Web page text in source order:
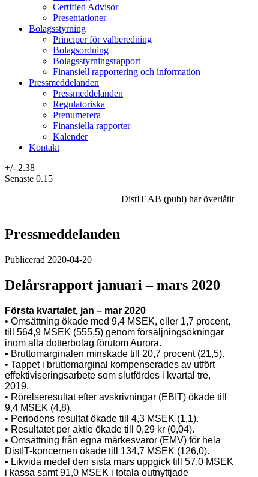
Certified Advisor
Presentationer
Bolagsstyrning
Principer för valberedning
Bolagsordning
Bolagsstyrningsrapport
Finansiell rapportering och information
Pressmeddelanden
Pressmeddelanden
Regulatoriska
Prenumerera
Finansiella rapporter
Kalender
Kontakt
+/- 2.38
Senaste 0.15
DistIT AB (publ) har överlåtit
Pressmeddelanden
Publicerad 2020-04-20
Delårsrapport januari – mars 2020
Första kvartalet, jan – mar 2020
• Omsättning ökade med 9,4 MSEK, eller 1,7 procent,
till 564,9 MSEK (555,5) genom försäljningsökningar
inom alla dotterbolag förutom Aurora.
• Bruttomarginalen minskade till 20,7 procent (21,5).
• Tappet i bruttomarginal kompenserades av utfört
effektiviseringsarbete som slutfördes i kvartal tre,
2019.
• Rörelseresultat efter avskrivningar (EBIT) ökade till
9,4 MSEK (4,8).
• Periodens resultat ökade till 4,3 MSEK (1,1).
• Resultatet per aktie ökade till 0,29 kr (0,04).
• Omsättning från egna märkesvaror (EMV) för hela
DistIT-koncernen ökade till 134,7 MSEK (126,0).
• Likvida medel den sista mars uppgick till 57,0 MSEK
i kassa samt 91,0 MSEK i totala outnyttjade